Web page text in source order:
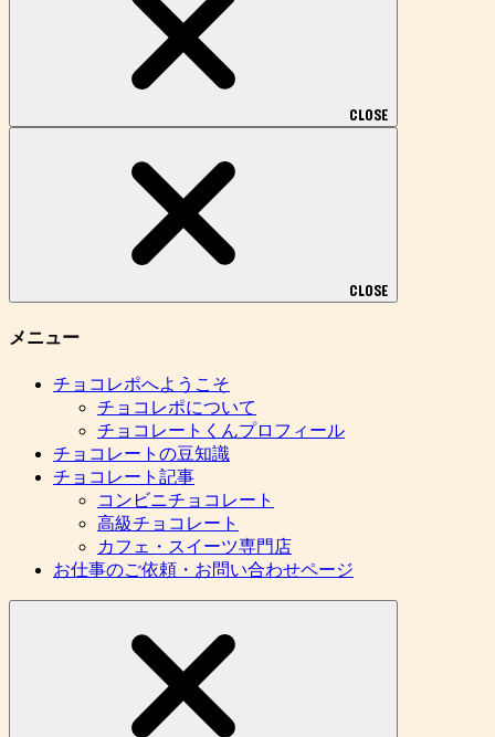
CLOSE
CLOSE
メニュー
チョコレポへようこそ
チョコレポについて
チョコレートくんプロフィール
チョコレートの豆知識
チョコレート記事
コンビニチョコレート
高級チョコレート
カフェ・スイーツ専門店
お仕事のご依頼・お問い合わせページ